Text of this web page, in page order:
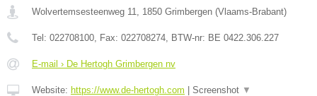
Wolvertemsesteenweg 11 1850 Grimbergen (Vlaams-Brabant)
Tel: 022708100 , Fax: 022708274 , BTW-nr: BE 0422.306.227
E-mail › De Hertogh Grimbergen nv
Website: https://www.de-hertogh.com Screenshot ▼